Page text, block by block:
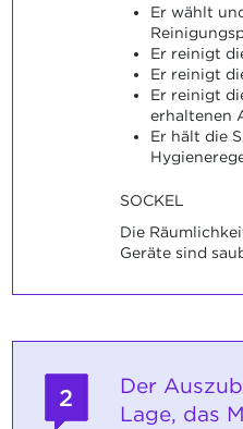
Er wählt
Er reinigt
Er reinigt
Er reinigt
erhaltenen
Er hält die
SOCKEL
Die
Geräte sind
2
Der
Lage, das